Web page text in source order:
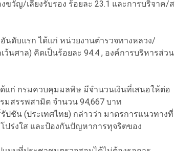
วัญ/เลี้ยงรับรอง ร้อยละ 23.1 และการบริจาค/ส
ดับแรก ได้แก่ หน่วยงานตำรวจทางหลวง/
ว้นศาล) คิดเป็นร้อยละ 94.4 , องค์การบริหารส่วน
ก่ กรมควบคุมมลพิษ มีจำนวนเงินที่เสนอให้ต่อ
มสรรพสามิต จำนวน 94,667 บาท
ชัน (ประเทศไทย) กล่าวว่า มาตรการแนวทางที่
ปร่งใส และป้องกันปัญหาการทุจริตของ